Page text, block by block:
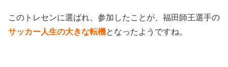
このトレセンに選ばれ、参加したことが、福田師王選手の
サッカー人生の大きな転機となったようですね。